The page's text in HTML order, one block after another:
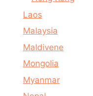
Laos
Malaysia
Maldivene
Mongolia
Myanmar